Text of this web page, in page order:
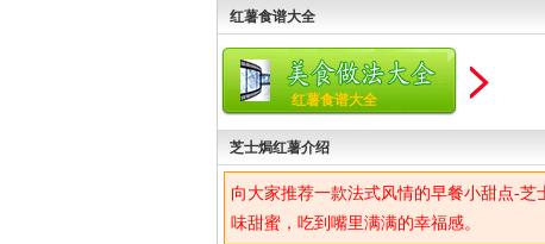
红薯食谱大全
红薯食谱大全
芝士焗红薯介绍
向大家推荐一款法式风情的早餐小甜点-
味甜蜜，吃到嘴里满满的幸福感。